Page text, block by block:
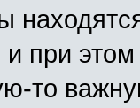
при
то